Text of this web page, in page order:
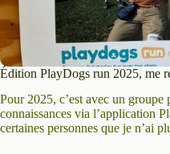
Édition PlayDogs run 2025, me
Pour 2025, c’est avec un
connaissances via l’application
certaines personnes que je n’ai